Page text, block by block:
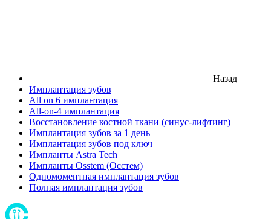
Назад
Имплантация зубов
All on 6 имплантация
All-on-4 имплантация
Восстановление костной ткани (синус-лифтинг)
Имплантация зубов за 1 день
Имплантация зубов под ключ
Импланты Astra Tech
Импланты Osstem (Осстем)
Одномоментная имплантация зубов
Полная имплантация зубов